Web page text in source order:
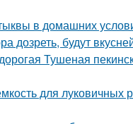
в домашних
дозреть, будут
Тушеная
для луковичных